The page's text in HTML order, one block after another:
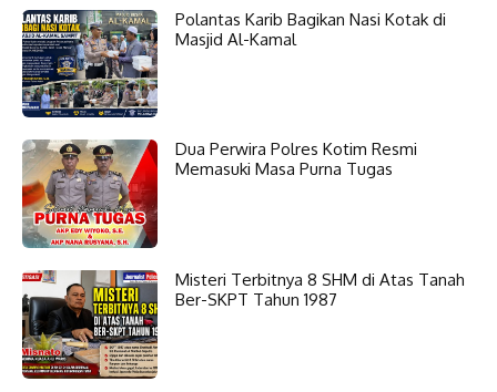
Polantas Karib Bagikan Nasi Kotak di
Masjid Al-Kamal
Dua Perwira Polres Kotim Resmi
Memasuki Masa Purna Tugas
Misteri Terbitnya 8 SHM di Atas Tanah
Ber-SKPT Tahun 1987